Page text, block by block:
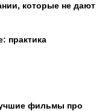
которые не дают
практика
фильмы про